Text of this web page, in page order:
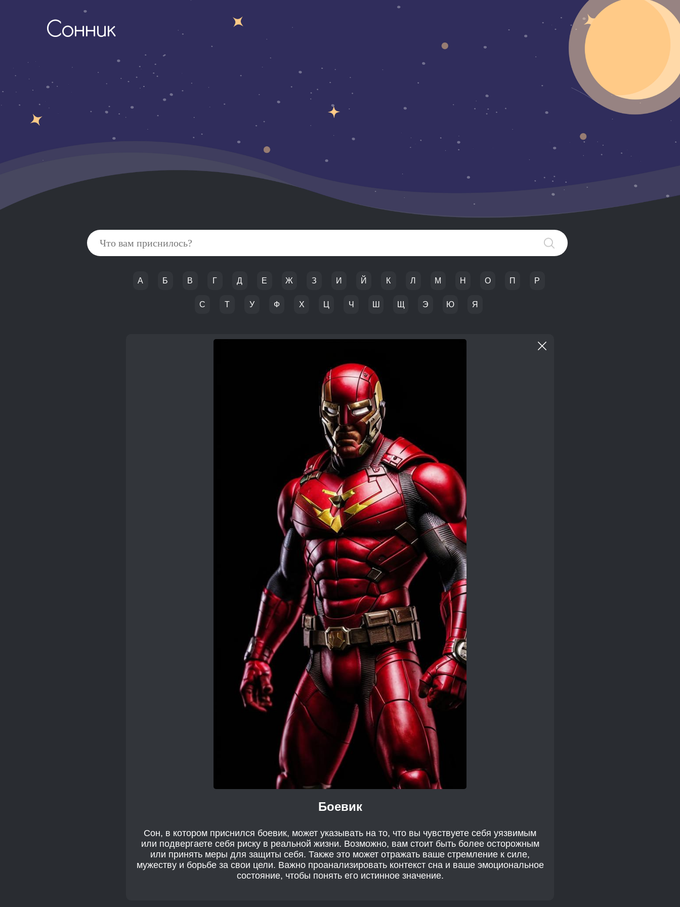
Сонник
А Б В Г Д Е Ж З И Й К Л М Н О П Р
С Т У Ф Х Ц Ч Ш Щ Э Ю Я
Боевик
Сон, в котором приснился боевик, может указывать на то, что вы чувствуете себя уязвимым
или подвергаете себя риску в реальной жизни. Возможно, вам стоит быть более осторожным
или принять меры для защиты себя. Также это может отражать ваше стремление к силе,
мужеству и борьбе за свои цели. Важно проанализировать контекст сна и ваше эмоциональное
состояние, чтобы понять его истинное значение.